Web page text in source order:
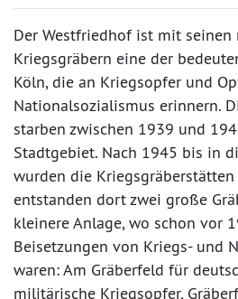
Der Westfriedhof ist mit seinen
Kriegsgräbern eine der
Köln, die an Kriegsopfer und
Nationalsozialismus erinnern.
starben zwischen 1939 und
Stadtgebiet. Nach 1945 bis in
wurden die
entstanden dort zwei große
kleinere Anlage, wo schon vor
Beisetzungen von Kriegs- und
waren: Am Gräberfeld für
militärische Kriegsopfer,